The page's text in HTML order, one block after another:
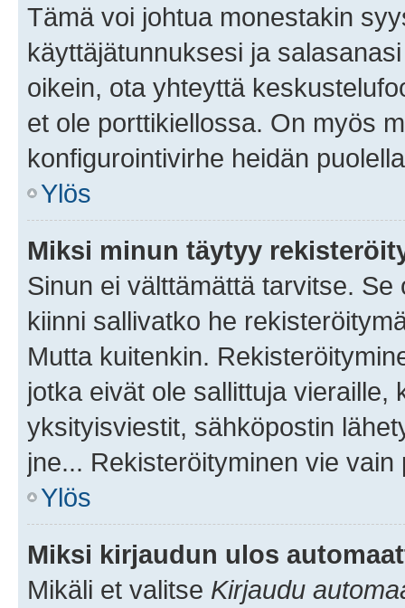
Tämä voi johtua monestakin
käyttäjätunnuksesi ja
oikein, ota yhteyttä
et ole porttikiellossa. On myös
konfigurointivirhe heidän
Ylös
Miksi minun täytyy
Sinun ei välttämättä tarvitse.
kiinni sallivatko he
Mutta kuitenkin.
jotka eivät ole sallittuja vieraille,
yksityisviestit, sähköpostin
jne... Rekisteröityminen vie
Ylös
Miksi kirjaudun ulos
Mikäli et valitse Kirjaudu